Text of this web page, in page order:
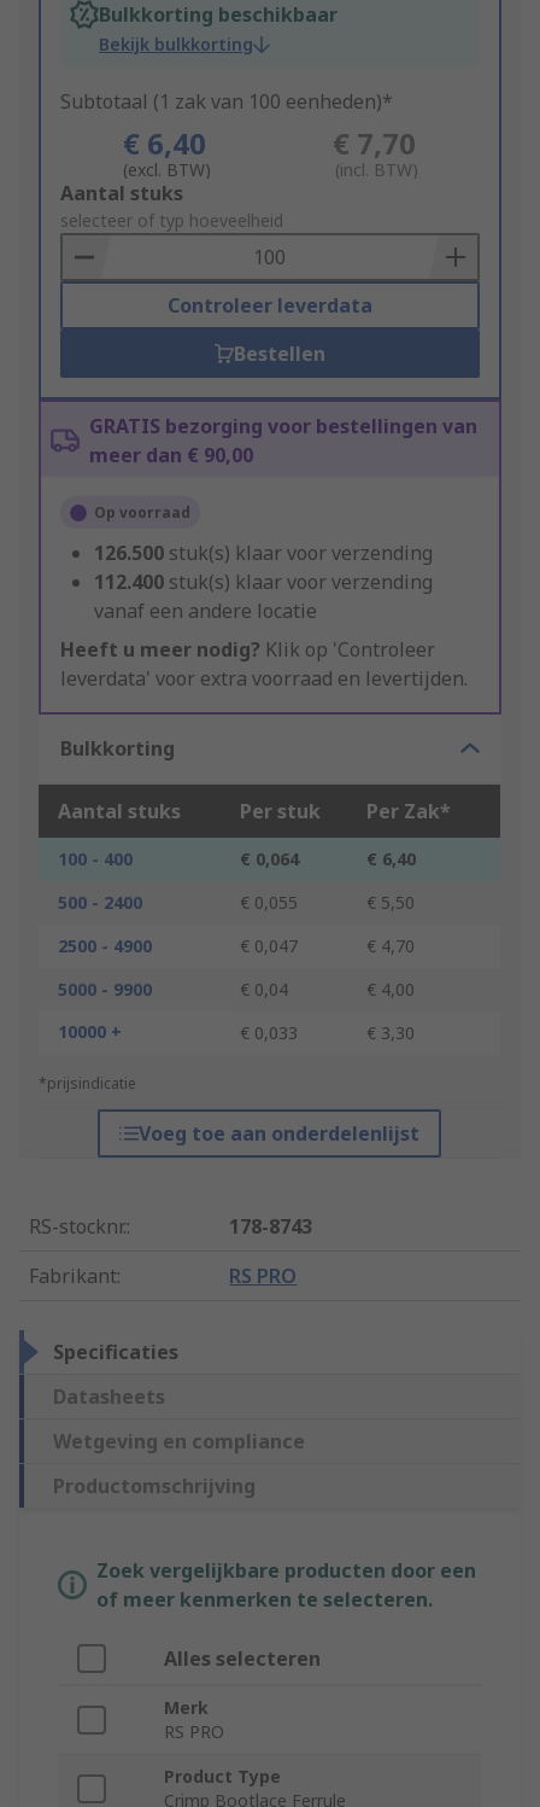
Bulkkorting beschikbaar
Bekijk bulkkorting
Subtotaal (1 zak van 100 eenheden)*
€ 6,40
(excl. BTW)
€ 7,70
(incl. BTW)
Add
to
Basket
Aantal stuks
selecteer of typ hoeveelheid
Controleer leverdata
Bestellen
GRATIS bezorging voor bestellingen van
meer dan € 90,00
Op voorraad
126.500 stuk(s) klaar voor verzending
112.400 stuk(s) klaar voor verzending
vanaf een andere locatie
Heeft u meer nodig? Klik op 'Controleer
leverdata' voor extra voorraad en levertijden.
Bulkkorting
Aantal stuks Per stuk Per Zak*
100 - 400 € 0,064
€ 6,40
500 - 2400
€ 0,055
€ 5,50
2500 - 4900
€ 0,047
€ 4,70
5000 - 9900
€ 0,04
€ 4,00
10000 +
€ 0,033 € 3,30
*prijsindicatie
Voeg toe aan onderdelenlijst
RS-stocknr.:
178-8743
Fabrikant: RS PRO
Specificaties
Datasheets
Wetgeving en compliance
Productomschrijving
Zoek vergelijkbare producten door een
of meer kenmerken te selecteren.
Alles selecteren
Merk
RS PRO
Product Type
Crimp Bootlace Ferrule